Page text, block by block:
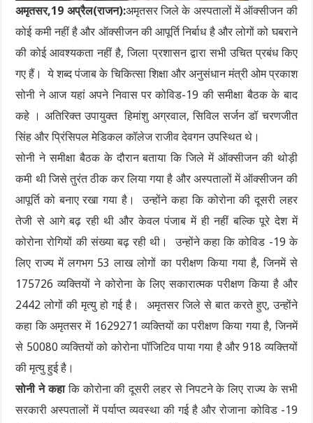
अमृतसर,19 अप्रैल(राजन):अमृतसर जिले के अस्पतालों में ऑक्सीजन की
कोई कमी नहीं है और ऑक्सीजन की आपूर्ति निर्बाध है और लोगों को घबराने
की कोई आवश्यकता नहीं है, जिला प्रशासन द्वारा सभी उचित प्रबंध किए
गए हैं। ये शब्द पंजाब के चिकित्सा शिक्षा और अनुसंधान मंत्री ओम प्रकाश
सोनी ने आज यहां अपने निवास पर कोविड-19 की समीक्षा बैठक के बाद
कहे । अतिरिक्त उपायुक्त हिमांशु अग्रवाल, सिविल सर्जन डॉ चरणजीत
सिंह और प्रिंसिपल मेडिकल कॉलेज राजीव देवगन उपस्थित थे।
सोनी ने समीक्षा बैठक के दौरान बताया कि जिले में ऑक्सीजन की थोड़ी
कमी थी जिसे तुरंत ठीक कर लिया गया है और अस्पतालों में ऑक्सीजन की
आपूर्ति को बनाए रखा गया है। उन्होंने कहा कि कोरोना की दूसरी लहर
तेजी से आगे बढ़ रही थी और केवल पंजाब में ही नहीं बल्कि पूरे देश में
कोरोना रोगियों की संख्या बढ़ रही थी। उन्होंने कहा कि कोविड -19 के
लिए राज्य में लगभग 53 लाख लोगों का परीक्षण किया गया है, जिनमें से
175726 व्यक्तियों ने कोरोना के लिए सकारात्मक परीक्षण किया है और
2442 लोगों की मृत्यु हो गई है। अमृतसर जिले से बात करते हुए, उन्होंने
कहा कि अमृतसर में 1629271 व्यक्तियों का परीक्षण किया गया है, जिनमें
से 50080 व्यक्तियों को कोरोना पॉजिटिव पाया गया है और 918 व्यक्तियों
की मृत्यु हुई है।
सोनी ने कहाकि कोरोना की दूसरी लहर से निपटने के लिए राज्य के सभी
सरकारी अस्पतालों में पर्याप्त व्यवस्था की गई है और रोजाना कोविड -19